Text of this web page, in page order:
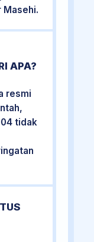
Masehi.
APA?
resmi
tidak